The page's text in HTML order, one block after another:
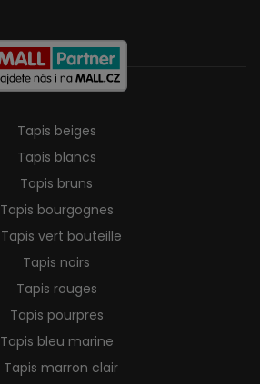
Tapis beiges
Tapis blancs
Tapis bruns
Tapis bourgognes
Tapis vert bouteille
Tapis noirs
Tapis rouges
Tapis pourpres
Tapis bleu marine
Tapis marron clair